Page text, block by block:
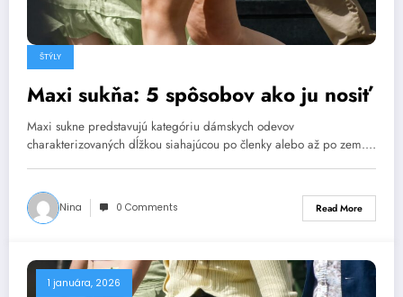
ŠTÝLY
Maxi sukňa: 5 spôsobov ako ju nosiť
Maxi sukne predstavujú kategóriu dámskych odevov
charakterizovaných dĺžkou siahajúcou po členky alebo až po zem.…
Nina 0 Comments Read More
1 januára, 2026